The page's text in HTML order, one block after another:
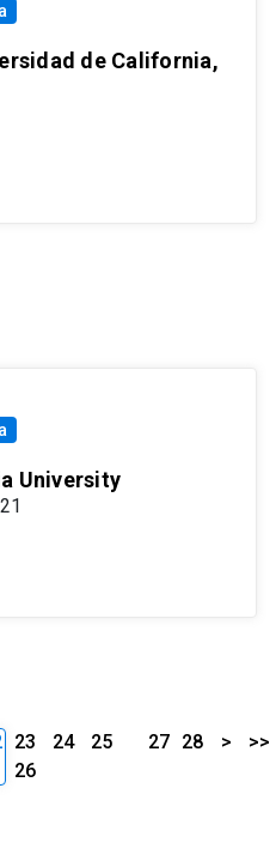
de California,
University
23 24
25
26
27 28 > >>